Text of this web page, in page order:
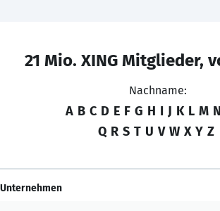
21 Mio. XING Mitglieder,
Nachname:
A B C D E F G H I J K L M N
Q R S T U V W X Y Z
Unternehmen